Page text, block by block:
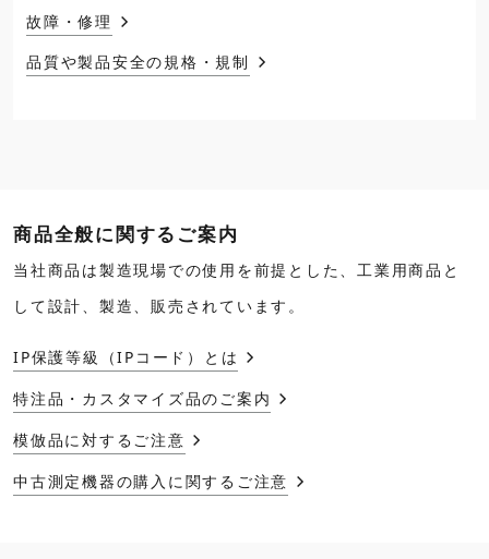
故障・修理
品質や製品安全の規格・規制
商品全般に関するご案内
当社商品は製造現場での使用を前提とした、工業用商品と
して設計、製造、販売されています。
IP保護等級（IPコード）とは
特注品・カスタマイズ品のご案内
模倣品に対するご注意
中古測定機器の購入に関するご注意